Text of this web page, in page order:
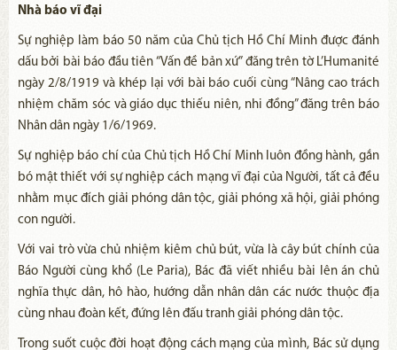
Nhà báo vĩ đại
Sự nghiệp làm báo 50 năm của Chủ tịch Hồ Chí Minh được đánh
dấu bởi bài báo đầu tiên “Vấn đề bản xứ” đăng trên tờ L’Humanité
ngày 2/8/1919 và khép lại với bài báo cuối cùng “Nâng cao trách
nhiệm chăm sóc và giáo dục thiếu niên, nhi đồng” đăng trên báo
Nhân dân ngày 1/6/1969.
Sự nghiệp báo chí của Chủ tịch Hồ Chí Minh luôn đồng hành, gắn
bó mật thiết với sự nghiệp cách mạng vĩ đại của Người, tất cả đều
nhằm mục đích giải phóng dân tộc, giải phóng xã hội, giải phóng
con người.
Với vai trò vừa chủ nhiệm kiêm chủ bút, vừa là cây bút chính của
Báo Người cùng khổ (Le Paria), Bác đã viết nhiều bài lên án chủ
nghĩa thực dân, hô hào, hướng dẫn nhân dân các nước thuộc địa
cùng nhau đoàn kết, đứng lên đấu tranh giải phóng dân tộc.
Trong suốt cuộc đời hoạt động cách mạng của mình, Bác sử dụng